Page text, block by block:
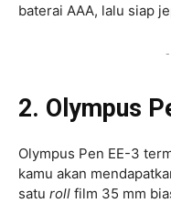
baterai AAA, lalu siap
-
2. Olympus
Olympus Pen EE-3
kamu akan
satu roll film 35 mm